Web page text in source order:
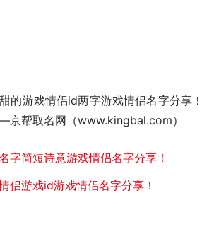
的游戏情侣id两字游戏情侣名字分享！
京帮取名网（www.kingbal.com）
字简短诗意游戏情侣名字分享！
侣游戏id游戏情侣名字分享！